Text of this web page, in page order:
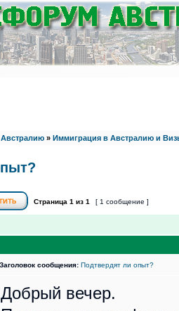
» Иммиграция в Австралию и
Страница 1 из 1 [ 1 сообщение ]
Заголовок сообщения: Подтвердят ли опыт?
Добрый вечер.